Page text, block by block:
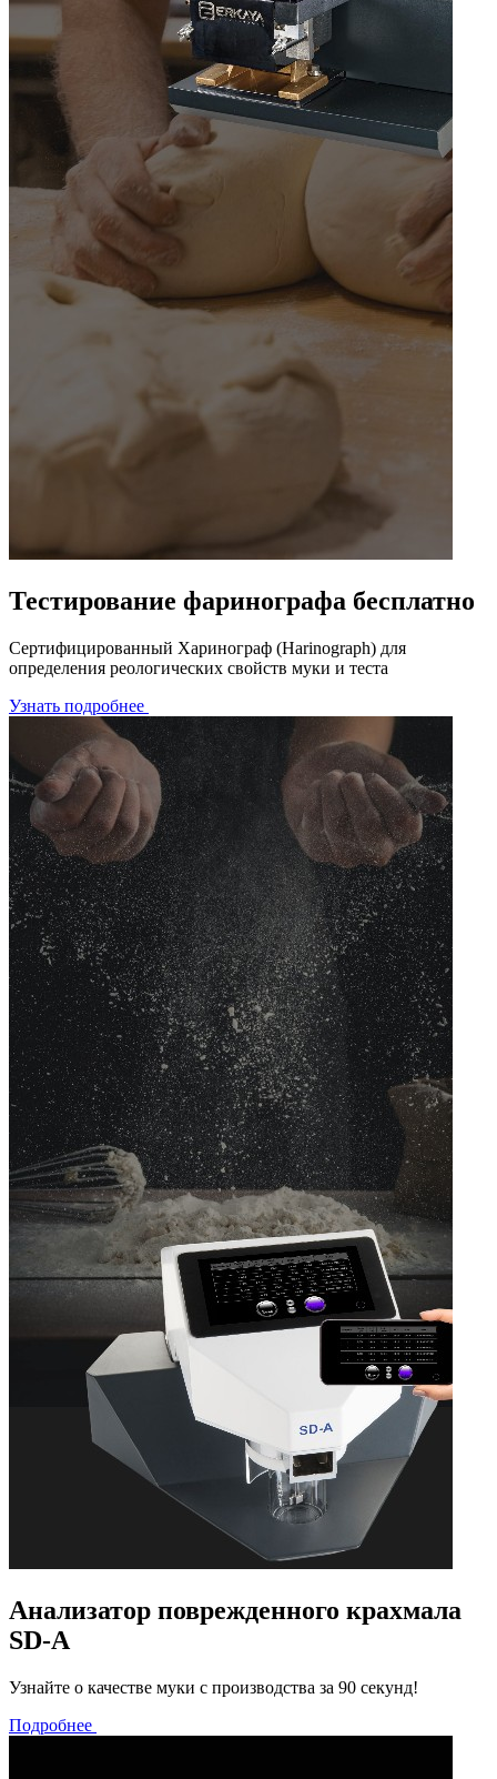
Тестирование фаринографа бесплатно
Сертифицированный Харинограф (Harinograph) для
определения реологических свойств муки и теста
Узнать подробнее
Анализатор поврежденного крахмала
SD-A
Узнайте о качестве муки с производства за 90 секунд!
Подробнее